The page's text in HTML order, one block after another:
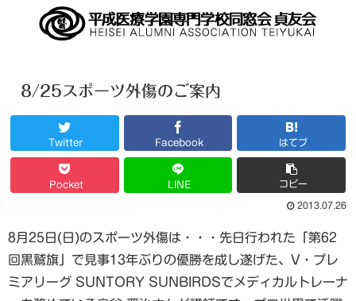
8/25スポーツ外傷のご案内
Twitter Facebook はてブ
Pocket LINE コピー
2013.07.26
8月25日(日)のスポーツ外傷は・・・先日行われた「第62
回黒鷲旗」で見事13年ぶりの優勝を成し遂げた、V・プレ
ミアリーグ SUNTORY SUNBIRDSでメディカルトレーナ